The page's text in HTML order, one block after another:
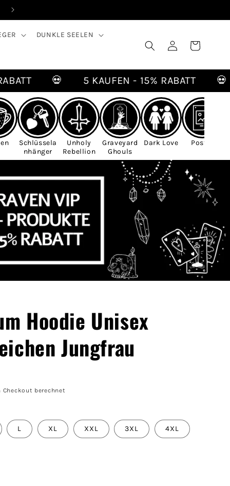
DUNKLE SEELEN
EinloggenWarenkorb
5 KAUFEN - 15% RABATT
Schlüssela
nhänger
Unholy
Rebellion
Graveyard
Ghouls
Dark Love Poster
Hoodie Unisex
Jungfrau
berechnet
L XL XXL 3XL 4XL